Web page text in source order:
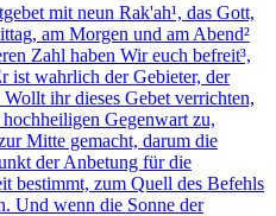
mit neun Rak'ah¹, das Gott,
am Morgen und am Abend²
Zahl haben Wir euch befreit³,
ist wahrlich der Gebieter, der
ihr dieses Gebet verrichten,
Gegenwart zu,
Mitte gemacht, darum die
der Anbetung für die
bestimmt, zum Quell des Befehls
Und wenn die Sonne der